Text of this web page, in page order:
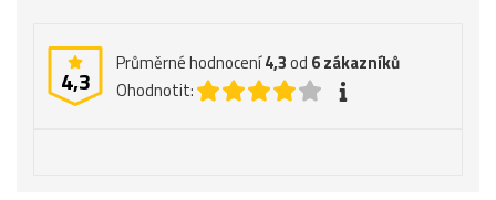
4,3
Průměrné hodnocení4,3od 6zákazníků
Ohodnotit: